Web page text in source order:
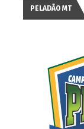
PELADÃO MT